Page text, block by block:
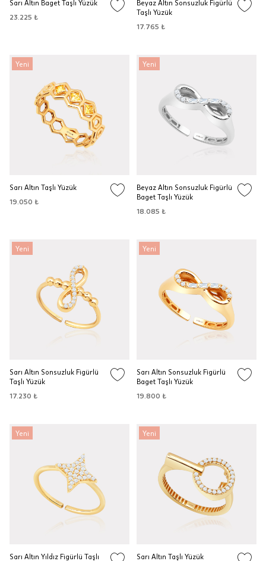
Sarı Altın Baget Taşlı Yüzük
23.225 ₺
Beyaz Altın Sonsuzluk Figürlü
Taşlı Yüzük
17.765 ₺
Yeni
Sarı Altın Taşlı Yüzük
19.050 ₺
Yeni
Beyaz Altın Sonsuzluk Figürlü
Baget Taşlı Yüzük
18.085 ₺
Yeni
Sarı Altın Sonsuzluk Figürlü
Taşlı Yüzük
17.230 ₺
Yeni
Sarı Altın Sonsuzluk Figürlü
Baget Taşlı Yüzük
19.800 ₺
Yeni
Sarı Altın Yıldız Figürlü Taşlı
Yeni
Sarı Altın Taşlı Yüzük